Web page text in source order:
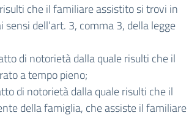
che il familiare assistito si trovi in
dell’art. 3, comma 3, della legge
di notorietà dalla quale risulti che il
a tempo pieno;
di notorietà dalla quale risulti che il
della famiglia, che assiste il familiare